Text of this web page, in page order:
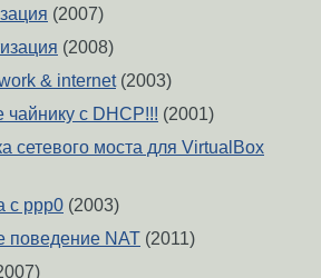
(2007)
(2008)
& internet(2003)
чайнику с DHCP!!! (2001)
сетевого моста для VirtualBox
с ppp0 (2003)
поведение NAT (2011)